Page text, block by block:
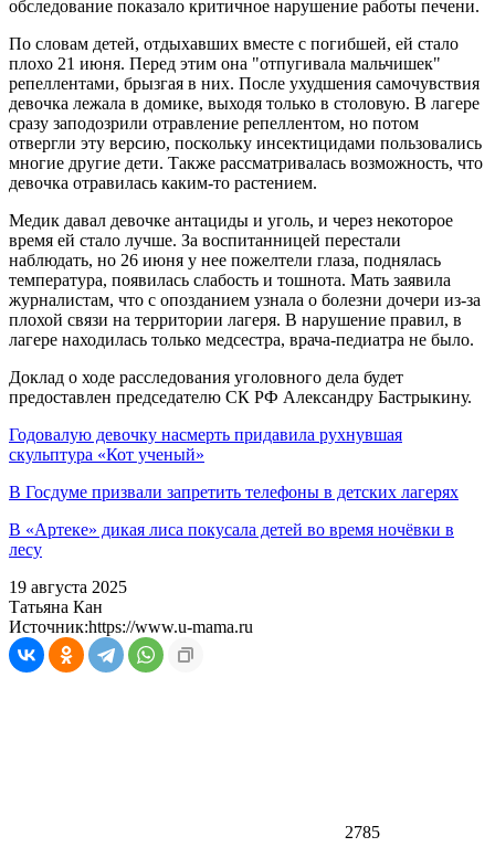
обследование показало критичное нарушение работы печени.
По словам детей, отдыхавших вместе с погибшей, ей стало
плохо 21 июня. Перед этим она "отпугивала мальчишек"
репеллентами, брызгая в них. После ухудшения самочувствия
девочка лежала в домике, выходя только в столовую. В лагере
сразу заподозрили отравление репеллентом, но потом
отвергли эту версию, поскольку инсектицидами пользовались
многие другие дети. Также рассматривалась возможность, что
девочка отравилась каким-то растением.
Медик давал девочке антациды и уголь, и через некоторое
время ей стало лучше. За воспитанницей перестали
наблюдать, но 26 июня у нее пожелтели глаза, поднялась
температура, появилась слабость и тошнота. Мать заявила
журналистам, что с опозданием узнала о болезни дочери из-за
плохой связи на территории лагеря. В нарушение правил, в
лагере находилась только медсестра, врача-педиатра не было.
Доклад о ходе расследования уголовного дела будет
предоставлен председателю СК РФ Александру Бастрыкину.
Годовалую девочку насмерть придавила рухнувшая
скульптура «Кот ученый»
В Госдуме призвали запретить телефоны в детских лагерях
В «Артеке» дикая лиса покусала детей во время ночёвки в
лесу
19 августа 2025
Татьяна Кан
Источник:https://www.u-mama.ru
2785